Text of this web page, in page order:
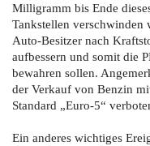
Milligramm bis Ende
Tankstellen verschwinden
Auto-Besitzer nach
aufbessern und somit die
bewahren sollen.
der Verkauf von Benzin
Standard „Euro-5“
Ein anderes wichtiges